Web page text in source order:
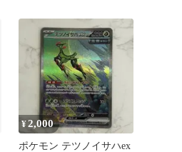
ャ…
¥2,000
ポケモン テツノイサハex